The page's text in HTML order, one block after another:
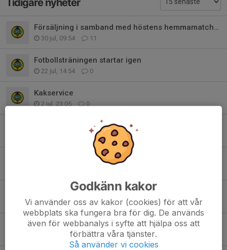
Tidigare nyheter
Försäljning i samband med höstens hemmamatcher
30 jul, 09:54 11
Fotbollsträningen startar igen
22 jul, 14:54 0
Kakservice
2 jul, 23:05 0
Ändrade tider v. 25
0
Inför veckans träningar
7 jun, 18:28 0
Kakservice P2014
2 jun, 18:14 2
Godkänn kakor
Vi använder oss av kakor (cookies) för att vår
webbplats ska fungera bra för dig. De används
även för webbanalys i syfte att hjälpa oss att
förbättra våra tjänster.
Så använder vi cookies